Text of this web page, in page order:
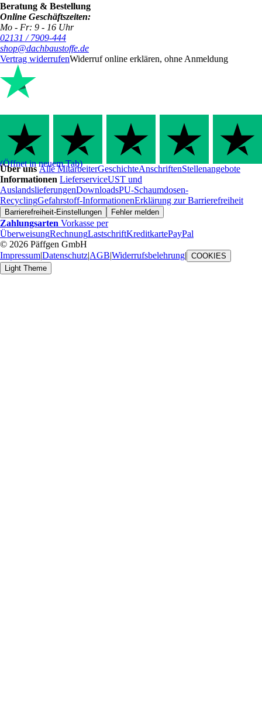
Beratung & Bestellung
Online Geschäftszeiten:
Mo - Fr: 9 - 16 Uhr
02131 / 7909-444
shop@dachbaustoffe.de
Vertrag widerrufenWiderruf online erklären, ohne Anmeldung
(Öffnet in neuem Tab)
Über unsAlle MitarbeiterGeschichteAnschriftenStellenangebote
Informationen LieferserviceUST und
AuslandslieferungenDownloadsPU-Schaumdosen-
RecyclingGefahrstoff-InformationenErklärung zur Barrierefreiheit
Barrierefreiheit-Einstellungen Fehler melden
Zahlungsarten Vorkasse per
ÜberweisungRechnungLastschriftKreditkartePayPal
© 2026 Päffgen GmbH
Impressum|Datenschutz|AGB|Widerrufsbelehrung| COOKIES
Light Theme